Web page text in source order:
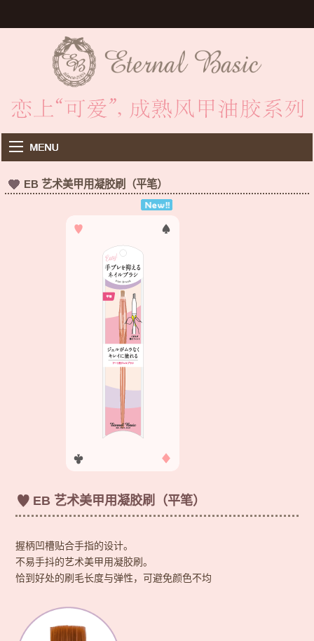
EB 艺术美甲用凝胶刷（平笔）
EB 艺术美甲用凝胶刷（平笔）
握柄凹槽贴合手指的设计。
不易手抖的艺术美甲用凝胶刷。
恰到好处的刷毛长度与弹性，可避免颜色不均